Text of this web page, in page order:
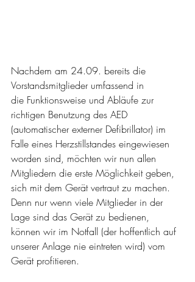
Nachdem am 24.09. bereits die
Vorstandsmitglieder umfassend in
die Funktionsweise und Abläufe zur
richtigen Benutzung des AED
(automatischer externer Defibrillator) im
Falle eines Herzstillstandes eingewiesen
worden sind, möchten wir nun allen
Mitgliedern die erste Möglichkeit geben,
sich mit dem Gerät vertraut zu machen.
Denn nur wenn viele Mitglieder in der
Lage sind das Gerät zu bedienen,
können wir im Notfall (der hoffentlich auf
unserer Anlage nie eintreten wird) vom
Gerät profitieren.